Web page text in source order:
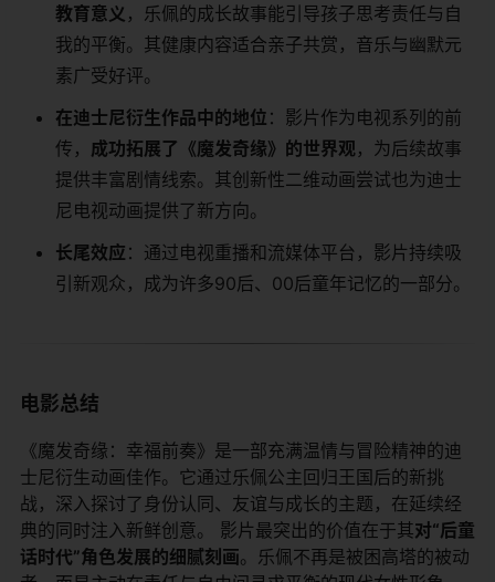
教育意义​ ​，乐佩的成长故事能引导孩子思考责任与自
我的平衡。其健康内容适合亲子共赏，音乐与幽默元
素广受好评。
​在迪士尼衍生作品中的地位​ ​：影片作为电视系列的前
传，​ ​成功拓展了《魔发奇缘》的世界观​​，为后续故事
提供丰富剧情线索。其创新性二维动画尝试也为迪士
尼电视动画提供了新方向。
​长尾效应​ ​：通过电视重播和流媒体平台，影片持续吸
引新观众，成为许多90后、00后童年记忆的一部分。
电影总结
《魔发奇缘：幸福前奏》是一部充满温情与冒险精神的迪
士尼衍生动画佳作。它通过乐佩公主回归王国后的新挑
战，深入探讨了身份认同、友谊与成长的主题，在延续经
典的同时注入新鲜创意。 影片最突出的价值在于其​​对“后童
话时代”角色发展的细腻刻画​​。乐佩不再是被困高塔的被动